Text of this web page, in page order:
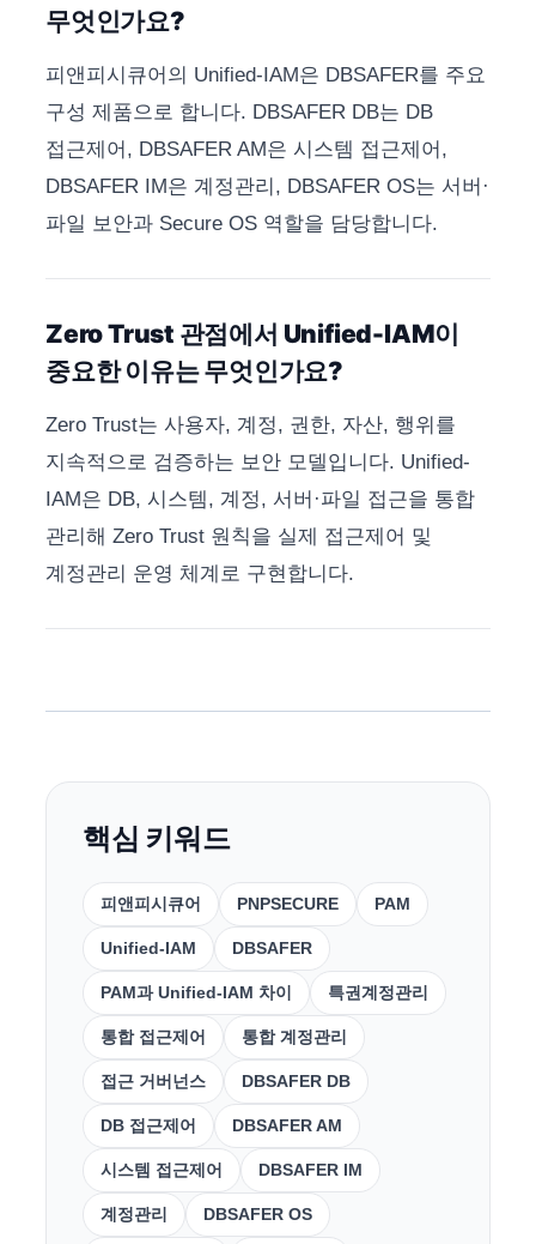
무엇인가요?
피앤피시큐어의 Unified-IAM은 DBSAFER를 주요
구성 제품으로 합니다. DBSAFER DB는 DB
접근제어, DBSAFER AM은 시스템 접근제어,
DBSAFER IM은 계정관리, DBSAFER OS는 서버·
파일 보안과 Secure OS 역할을 담당합니다.
Zero Trust 관점에서 Unified-IAM이
중요한 이유는 무엇인가요?
Zero Trust는 사용자, 계정, 권한, 자산, 행위를
지속적으로 검증하는 보안 모델입니다. Unified-
IAM은 DB, 시스템, 계정, 서버·파일 접근을 통합
관리해 Zero Trust 원칙을 실제 접근제어 및
계정관리 운영 체계로 구현합니다.
핵심 키워드
피앤피시큐어 PNPSECURE PAM
Unified-IAM DBSAFER
PAM과 Unified-IAM 차이 특권계정관리
통합 접근제어 통합 계정관리
접근 거버넌스 DBSAFER DB
DB 접근제어 DBSAFER AM
시스템 접근제어 DBSAFER IM
계정관리 DBSAFER OS